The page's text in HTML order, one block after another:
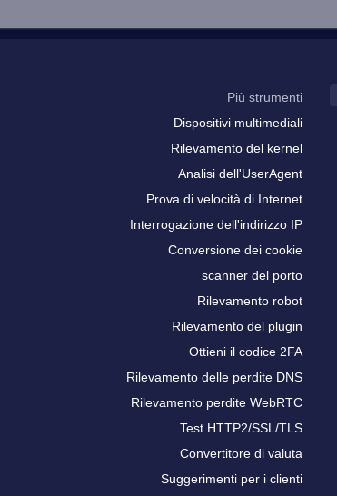
Più strumenti
Dispositivi multimediali
Rilevamento del kernel
Analisi dell'UserAgent
Prova di velocità di Internet
Interrogazione dell'indirizzo IP
Conversione dei cookie
scanner del porto
Rilevamento robot
Rilevamento del plugin
Ottieni il codice 2FA
Rilevamento delle perdite DNS
Rilevamento perdite WebRTC
Test HTTP2/SSL/TLS
Convertitore di valuta
Suggerimenti per i clienti